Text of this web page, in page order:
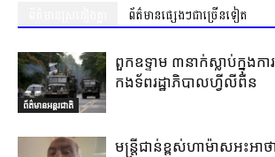
ព័ត៌មានផ្សេងៗជាច្រើនទៀត
ព័ត៌មានអន្តរជាតិ
ពួកឧទ្ទាម ៣នាក់ស្លាប់ក្នុងកា
កងទ័ពរដ្ឋាភិបាលហ្វីលីពីន
មន្ត្រីជាន់ខ្ពស់ហាម៉ាសអះអា